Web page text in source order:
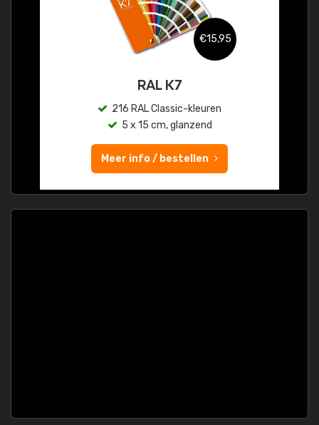
€15,95
RAL K7
216 RAL Classic-kleuren
5 x 15 cm, glanzend
Meer info / bestellen